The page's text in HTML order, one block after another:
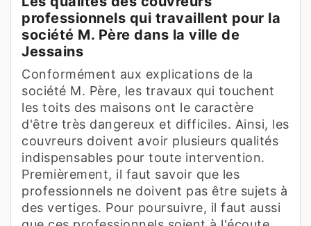
professionnels qui travaillent pour la
société M. Père dans la ville de
Jessains
Conformément aux explications de la
société M. Père, les travaux qui touchent
les toits des maisons ont le caractère
d'être très dangereux et difficiles. Ainsi, les
couvreurs doivent avoir plusieurs qualités
indispensables pour toute intervention.
Premièrement, il faut savoir que les
professionnels ne doivent pas être sujets à
des vertiges. Pour poursuivre, il faut aussi